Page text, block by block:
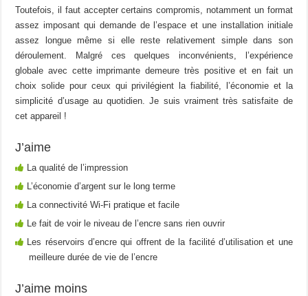
Toutefois, il faut accepter certains compromis, notamment un format
assez imposant qui demande de l’espace et une installation initiale
assez longue même si elle reste relativement simple dans son
déroulement. Malgré ces quelques inconvénients, l’expérience
globale avec cette imprimante demeure très positive et en fait un
choix solide pour ceux qui privilégient la fiabilité, l’économie et la
simplicité d’usage au quotidien. Je suis vraiment très satisfaite de
cet appareil !
J’aime
La qualité de l’impression
L’économie d’argent sur le long terme
La connectivité Wi-Fi pratique et facile
Le fait de voir le niveau de l’encre sans rien ouvrir
Les réservoirs d’encre qui offrent de la facilité d’utilisation et une
meilleure durée de vie de l’encre
J’aime moins